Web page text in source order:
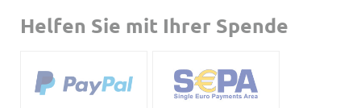
Helfen Sie mit Ihrer Spende